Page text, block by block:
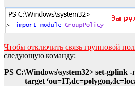
Чтобы отключить связь групповой
следующую команду:
PS C:\Windows\system32> set-gplink -
target